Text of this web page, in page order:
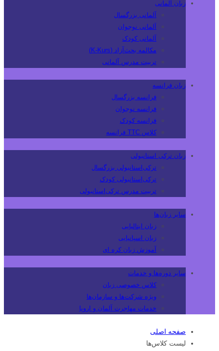
زبان آلمانی
آلمانی بزرگسال
آلمانی نوجوان
آلمانی کودک
مکالمه بحث‌آزاد (K-Kurs)
تربیت مدرس آلمانی
زبان فرانسه
فرانسه بزرگسال
فرانسه نوجوان
فرانسه کودک
کلاس TTC فرانسه
زبان ترکی استانبولی
ترکی‌استانبولی بزرگسال
ترکی‌استانبولی کودک
تربیت مدرس ترکی‌استانبولی
سایر زبان‌ها
زبان ایتالیایی
زبان اسپانیایی
آموزش زبان کره ای
سایر دوره‌ها و خدمات
کلاس خصوصی زبان
ویژه شرکت‌ها و سازمان‌ها
خدمات مهاجرت آلمان و اروپا
صفحه اصلی
لیست کلاس‌ها